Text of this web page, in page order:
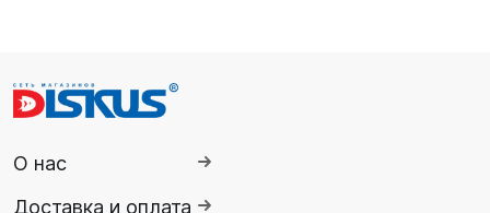
О нас
Доставка и оплата